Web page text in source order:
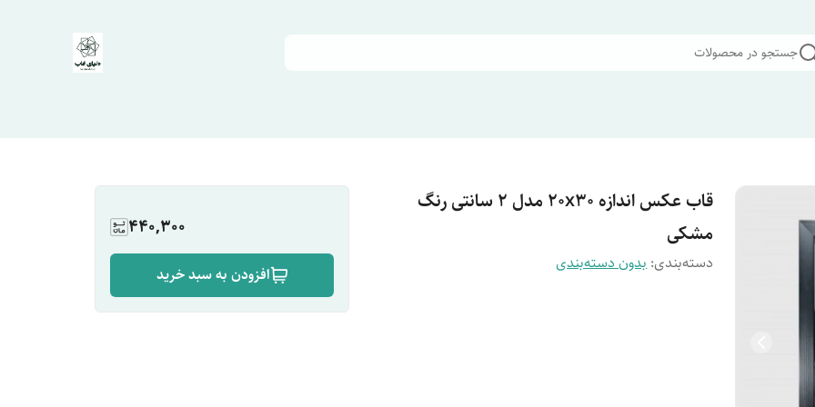
جستجو در محصولات
قاب عکس اندازه 20x30 مدل 2 سانتی رنگ
مشکی
دسته‌بندی:بدون دسته‌بندی
440,300
افزودن به سبد خرید